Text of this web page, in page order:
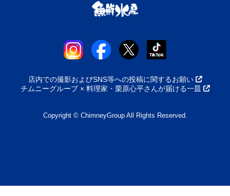
店内での撮影およびSNS等への投稿に関するお願い
チムニーグループ × 料理家・栗原心平さんが届ける一皿
Copyright © ChimneyGroup All Rights Reserved.